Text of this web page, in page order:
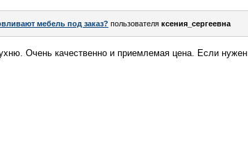
мебель под заказ? пользователя ксения_сергеевна
Очень качественно и приемлемая цена. Если